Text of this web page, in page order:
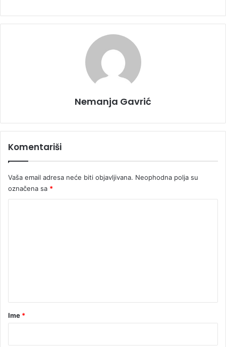
Nemanja Gavrić
Komentariši
Vaša email adresa neće biti objavljivana. Neophodna polja su
označena sa *
rIme *